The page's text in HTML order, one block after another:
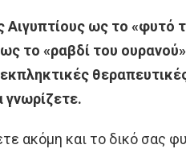
ως το «φυτό
το «ραβδί του
γνωρίζετε.
ακόμη και το δικό σας